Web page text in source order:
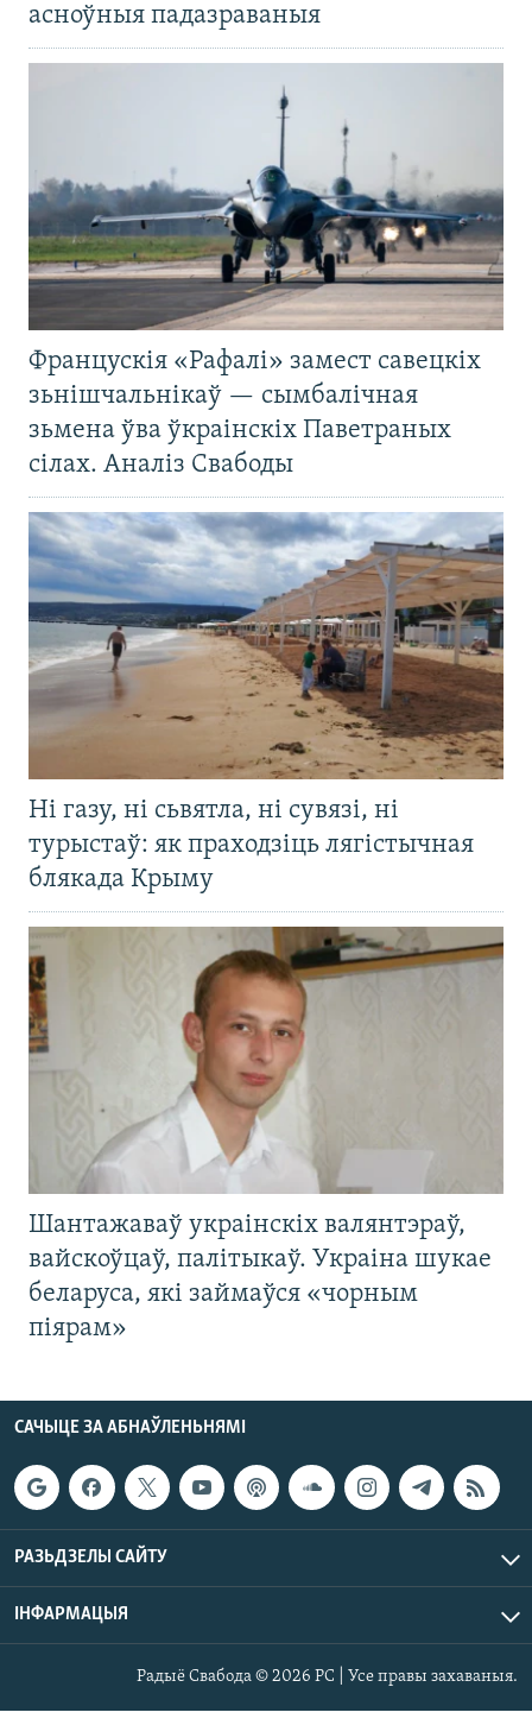
асноўныя падазраваныя
Францускія «Рафалі» замест савецкіх
зьнішчальнікаў — сымбалічная
зьмена ўва ўкраінскіх Паветраных
сілах. Аналіз Свабоды
Ні газу, ні сьвятла, ні сувязі, ні
турыстаў: як праходзіць лягістычная
блякада Крыму
Шантажаваў украінскіх валянтэраў,
вайскоўцаў, палітыкаў. Украіна шукае
беларуса, які займаўся «чорным
піярам»
САЧЫЦЕ ЗА АБНАЎЛЕНЬНЯМІ
РАЗЬДЗЕЛЫ САЙТУ
ІНФАРМАЦЫЯ
Радыё Свабода © 2026 РС | Усе правы захаваныя.